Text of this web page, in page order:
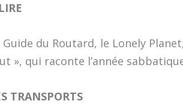
Guide du Routard, le Lonely
», qui raconte l’année
TRANSPORTS